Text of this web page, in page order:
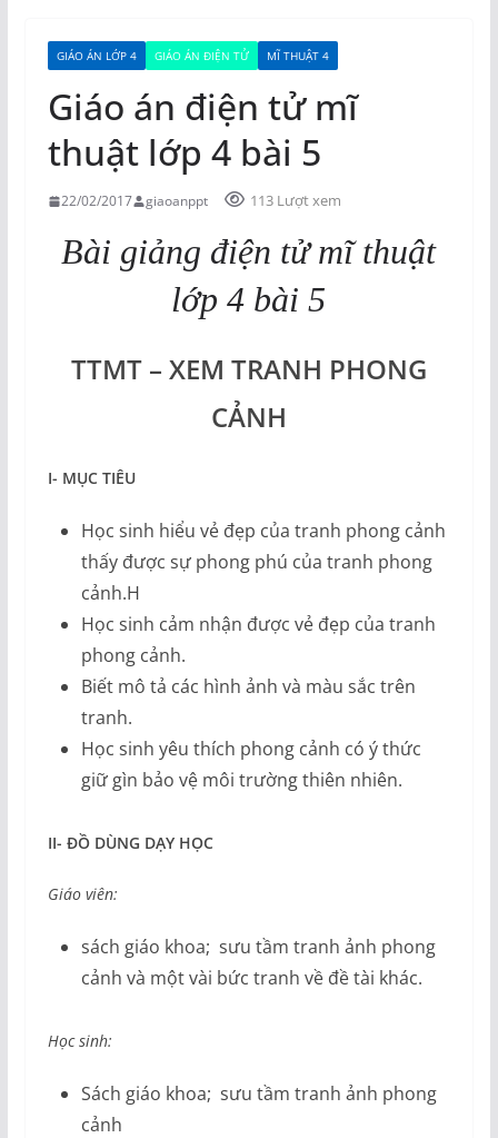
GIÁO ÁN LỚP 4 GIÁO ÁN ĐIỆN TỬ MĨ THUẬT 4
Giáo án điện tử mĩ
thuật lớp 4 bài 5
22/02/2017 giaoanppt 113 Lượt xem
Bài giảng điện tử mĩ thuật
lớp 4 bài 5
TTMT – XEM TRANH PHONG
CẢNH
I- MỤC TIÊU
Học sinh hiểu vẻ đẹp của tranh phong cảnh
thấy được sự phong phú của tranh phong
cảnh.H
Học sinh cảm nhận được vẻ đẹp của tranh
phong cảnh.
Biết mô tả các hình ảnh và màu sắc trên
tranh.
Học sinh yêu thích phong cảnh có ý thức
giữ gìn bảo vệ môi trường thiên nhiên.
II- ĐỒ DÙNG DẠY HỌC
Giáo viên:
sách giáo khoa; sưu tầm tranh ảnh phong
cảnh và một vài bức tranh về đề tài khác.
Học sinh:
Sách giáo khoa; sưu tầm tranh ảnh phong
cảnh